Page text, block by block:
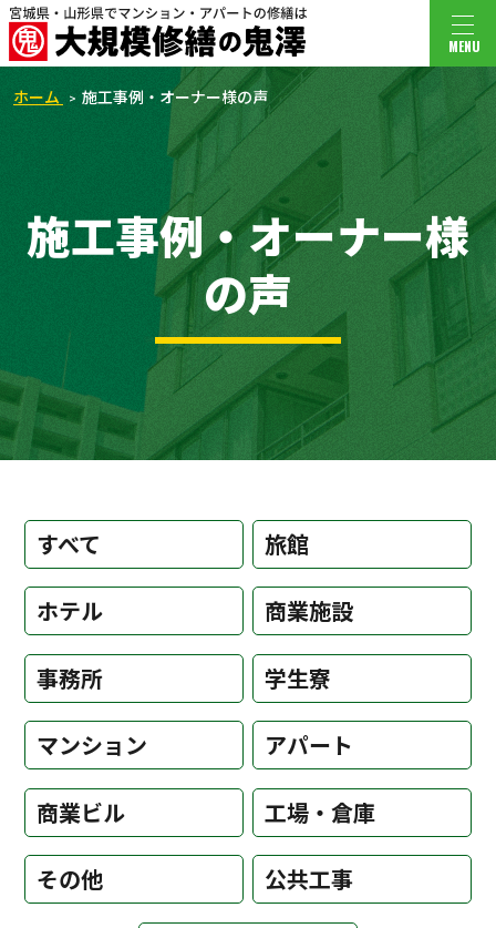
MENU
ホーム 施工事例・オーナー様の声
施工事例・オーナー様
の声
すべて 旅館
ホテル 商業施設
事務所 学生寮
マンション アパート
商業ビル 工場・倉庫
その他 公共工事